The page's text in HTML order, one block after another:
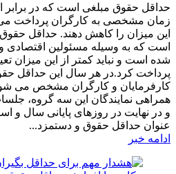
حداقل حقوق مبلغی است که در برابر
زمان مشخصی به کارگران پرداخت می
این میزان را کاهش دهند. حداقل
است که به وسیله مسئولین
شده است و نباید کمتر از این میزان
پرداخت کرد.در هر سال این حداقل
کارفرمایان و کارگران مشخص می
همراهی نمایندگان این سه گروه،
و در نهایت در روزهای پایانی سال و
عنوان حداقل حقوق و دستمزد...
ادامه خبر